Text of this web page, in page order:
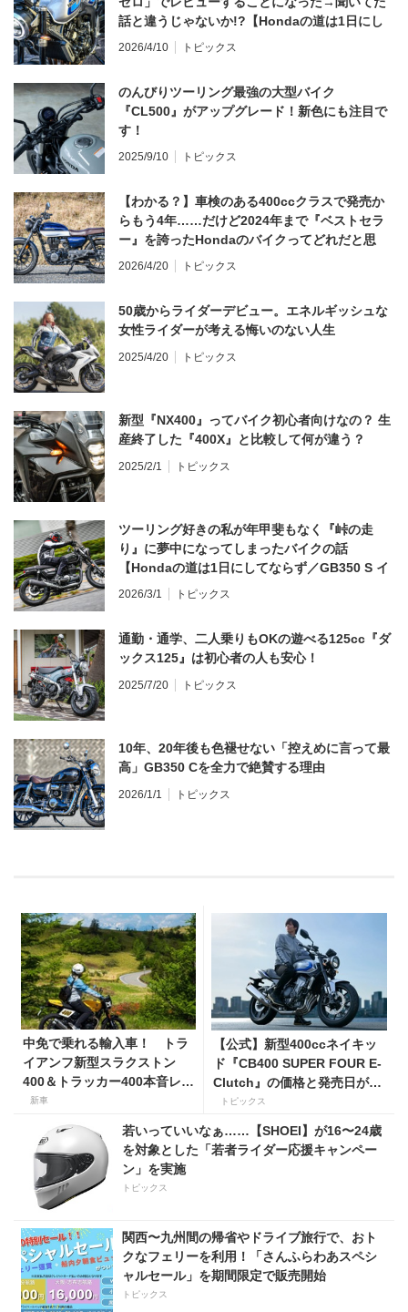
話と違うじゃないか!?【Hondaの道は1日にし
てならず／CB1000F ①第一印象 編】
2026/4/10 トピックス
のんびりツーリング最強の大型バイク
『CL500』がアップグレード！新色にも注目で
す！
2025/9/10 トピックス
【わかる？】車検のある400ccクラスで発売か
らもう4年……だけど2024年まで『ベストセラ
ー』を誇ったHondaのバイクってどれだと思
う？
2026/4/20 トピックス
50歳からライダーデビュー。エネルギッシュな
女性ライダーが考える悔いのない人生
2025/4/20 トピックス
新型『NX400』ってバイク初心者向けなの？ 生
産終了した『400X』と比較して何が違う？
2025/2/1 トピックス
ツーリング好きの私が年甲斐もなく『峠の走
り』に夢中になってしまったバイクの話
【Hondaの道は1日にしてならず／GB350 S イ
ンプレ・レビュー 前編】
2026/3/1 トピックス
通勤・通学、二人乗りもOKの遊べる125cc『ダ
ックス125』は初心者の人も安心！
2025/7/20 トピックス
10年、20年後も色褪せない「控えめに言って最
高」GB350 Cを全力で絶賛する理由
2026/1/1 トピックス
中免で乗れる輸入車！ トラ
イアンフ新型スラクストン
400＆トラッカー400本音レビ
ュー【身長154cmの足着き
新車
【公式】新型400ccネイキッ
ド『CB400 SUPER FOUR E-
Clutch』の価格と発売日が決
定！ シリーズ最高58馬力＆
14kgもの軽量化!? 完全に
「旧CB400SF」を超えた!?
【Honda2026新車ニュース】
トピックス
若いっていいなぁ……【SHOEI】が16〜24歳
を対象とした「若者ライダー応援キャンペー
ン」を実施
トピックス
関西〜九州間の帰省やドライブ旅行で、おト
クなフェリーを利用！「さんふらわあスペシ
ャルセール」を期間限定で販売開始
トピックス